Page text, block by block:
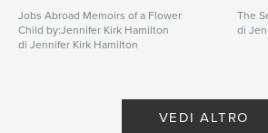
Jobs Abroad Memoirs of a Flower
Child by:Jennifer Kirk Hamilton
di Jennifer Kirk Hamilton
The
di
VEDI ALTRO